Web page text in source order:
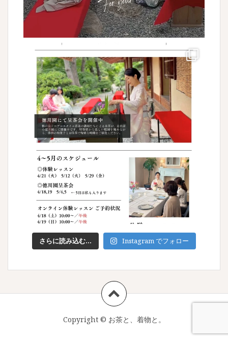
さらに読み込む... Instagram でフォロー
Copyright © お茶と、着物と。